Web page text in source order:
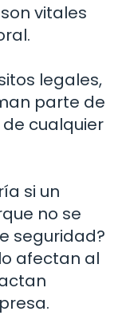
vitales
legales,
parte de
cualquier
si un
no se
seguridad?
afectan al